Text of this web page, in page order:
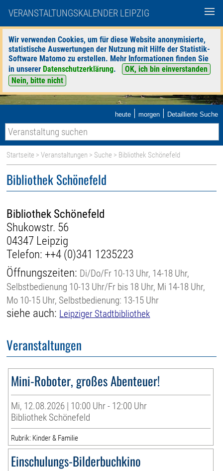
VERANSTALTUNGSKALENDER LEIPZIG
Wir verwenden Cookies, um für diese Website anonymisierte,
statistische Auswertungen der Nutzung mit Hilfe der Statistik-
Software Matomo zu erstellen. Mehr Informationen finden Sie
in unserer Datenschutzerklärung.
OK, ich bin einverstanden
Nein, bitte nicht
heute | morgen | Detaillierte Suche
Startseite >Veranstaltungen > Suche > Bibliothek Schönefeld
Bibliothek Schönefeld
Bibliothek Schönefeld
Shukowstr. 56
04347 Leipzig
Telefon: ++4 (0)341 1235223
Öffnungszeiten: Di/Do/Fr 10-13 Uhr, 14-18 Uhr,
Selbstbedienung 10-13 Uhr/Fr bis 18 Uhr, Mi 14-18 Uhr,
Mo 10-15 Uhr, Selbstbedienung: 13-15 Uhr
siehe auch: Leipziger Stadtbibliothek
Veranstaltungen
Mini-Roboter, großes Abenteuer!
Mi, 12.08.2026 | 10:00 Uhr - 12:00 Uhr
Bibliothek Schönefeld
Rubrik: Kinder & Familie
Einschulungs-Bilderbuchkino